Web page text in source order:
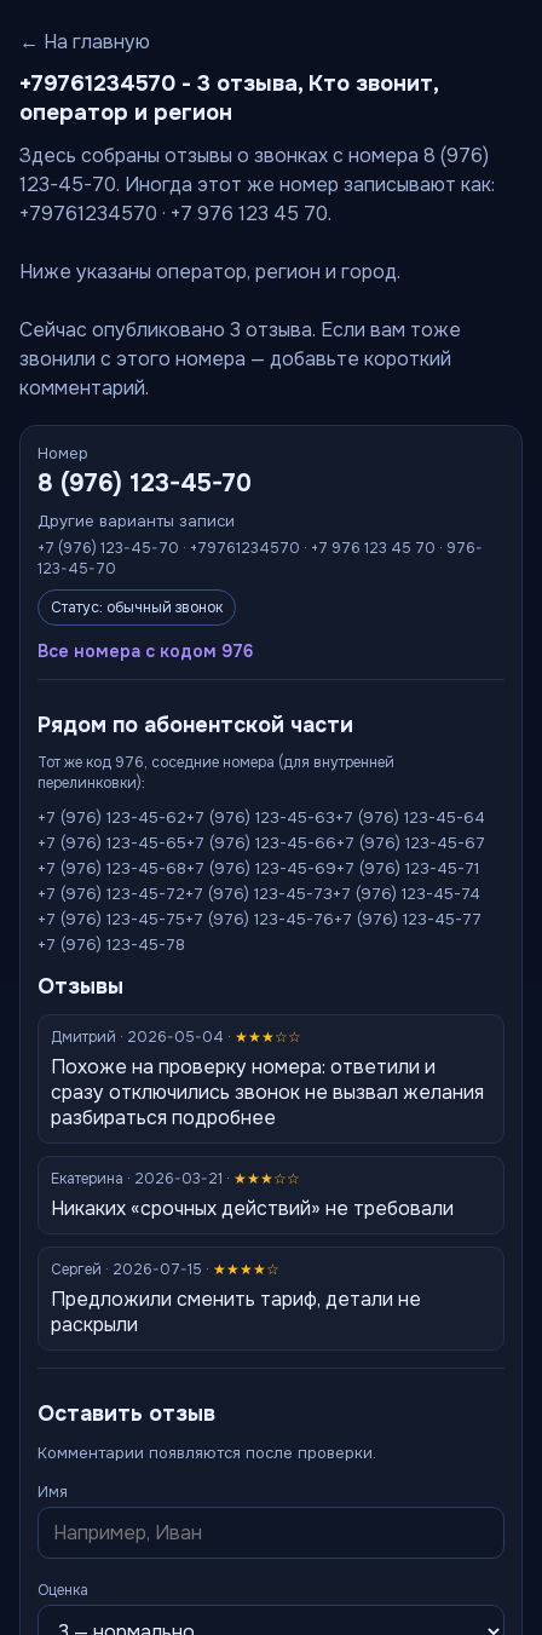
← На главную
+79761234570 - 3 отзыва, Кто звонит,
оператор и регион
Здесь собраны отзывы о звонках с номера 8 (976)
123-45-70. Иногда этот же номер записывают как:
+79761234570 · +7 976 123 45 70.
Ниже указаны оператор, регион и город.
Сейчас опубликовано 3 отзыва. Если вам тоже
звонили с этого номера — добавьте короткий
комментарий.
Номер
8 (976) 123-45-70
Другие варианты записи
+7 (976) 123-45-70 · +79761234570 · +7 976 123 45 70 · 976-
123-45-70
Статус: обычный звонок
Все номера с кодом 976
Рядом по абонентской части
Тот же код 976, соседние номера (для внутренней
перелинковки):
+7 (976) 123-45-62+7 (976) 123-45-63+7 (976) 123-45-64
+7 (976) 123-45-65+7 (976) 123-45-66+7 (976) 123-45-67
+7 (976) 123-45-68+7 (976) 123-45-69+7 (976) 123-45-71
+7 (976) 123-45-72+7 (976) 123-45-73+7 (976) 123-45-74
+7 (976) 123-45-75+7 (976) 123-45-76+7 (976) 123-45-77
+7 (976) 123-45-78
Отзывы
Дмитрий · 2026-05-04 · ★★★☆☆
Похоже на проверку номера: ответили и
сразу отключились звонок не вызвал желания
разбираться подробнее
Екатерина · 2026-03-21 · ★★★☆☆
Никаких «срочных действий» не требовали
Сергей · 2026-07-15 · ★★★★☆
Предложили сменить тариф, детали не
раскрыли
Оставить отзыв
Комментарии появляются после проверки.
Имя
Оценка